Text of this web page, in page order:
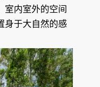
室内室外的空间
身于大自然的感